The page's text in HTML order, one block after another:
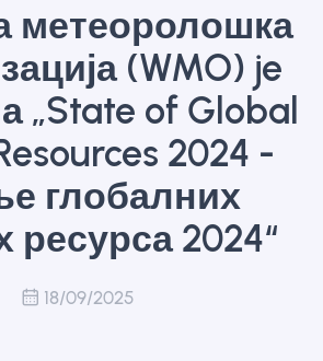
метеоролошка
(WMO) je
„State of Global
2024 -
глобалних
ресурса 2024“
18/09/2025